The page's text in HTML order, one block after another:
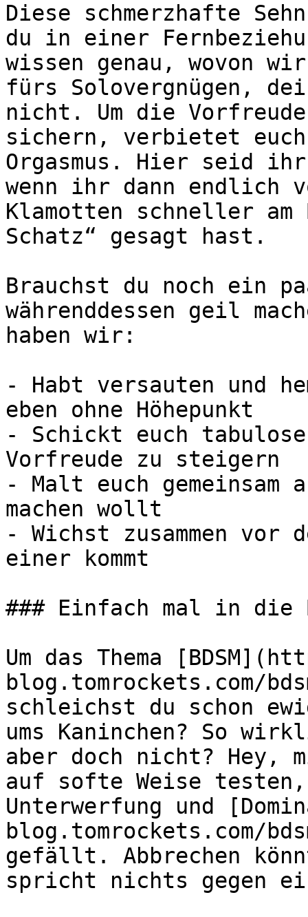
Diese schmerzhafte
du in einer
wissen genau, wovon
fürs Solovergnügen,
nicht. Um die
sichern, verbietet
Orgasmus. Hier seid
wenn ihr dann endlich
Klamotten schneller
Schatz“ gesagt hast.
Brauchst du noch ein
währenddessen geil
haben wir:
- Habt versauten und
eben ohne Höhepunkt
- Schickt euch
Vorfreude zu steigern
- Malt euch gemeinsam
machen wollt
- Wichst zusammen vor
einer kommt
### Einfach mal in die
Um das Thema
blog.tomrockets.com/
schleichst du schon
ums Kaninchen? So
aber doch nicht? Hey,
auf softe Weise
Unterwerfung und
blog.tomrockets.com/
gefällt. Abbrechen
spricht nichts gegen